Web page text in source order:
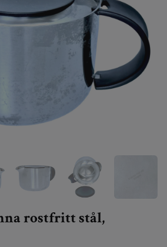
rostfritt stål,